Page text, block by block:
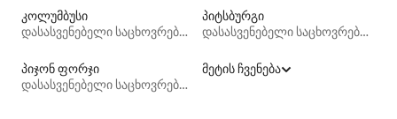
კოლუმბუსი
დასასვენებელი საცხოვრებლები
პიტსბურგი
დასასვენებელი საცხოვრებლები
პიჯონ ფორჯი
დასასვენებელი საცხოვრებლები
მეტის ჩვენება